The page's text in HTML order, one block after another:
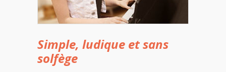
Simple, ludique et sans
solfège